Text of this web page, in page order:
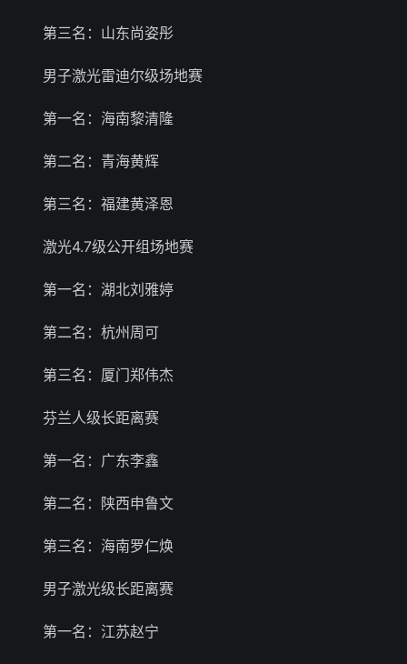
第三名：山东尚姿彤
男子激光雷迪尔级场地赛
第一名：海南黎清隆
第二名：青海黄辉
第三名：福建黄泽恩
激光4.7级公开组场地赛
第一名：湖北刘雅婷
第二名：杭州周可
第三名：厦门郑伟杰
芬兰人级长距离赛
第一名：广东李鑫
第二名：陕西申鲁文
第三名：海南罗仁焕
男子激光级长距离赛
第一名：江苏赵宁